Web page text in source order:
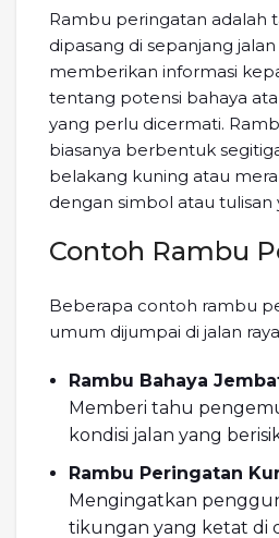
Rambu peringatan adalah
dipasang di sepanjang
memberikan informasi
tentang potensi bahaya
yang perlu dicermati.
biasanya berbentuk
belakang kuning atau
dengan simbol atau tulisan
Contoh Rambu
Beberapa contoh rambu
umum dijumpai di jalan
Rambu Bahaya
Memberi tahu
kondisi jalan yang
Rambu Peringatan
Mengingatkan
tikungan yang ketat di